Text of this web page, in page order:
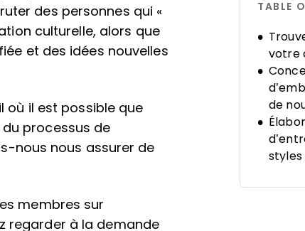
des personnes qui «
culturelle, alors que
et des idées nouvelles
où il est possible que
processus de
nous nous assurer de
membres sur
regarder à la demande
TABLE
votre
de
styles